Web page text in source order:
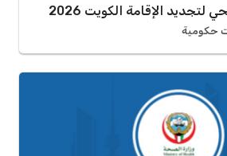
لتجديد الإقامة الكويت 2026
حكومية